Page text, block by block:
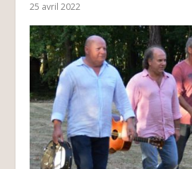
25 avril 2022